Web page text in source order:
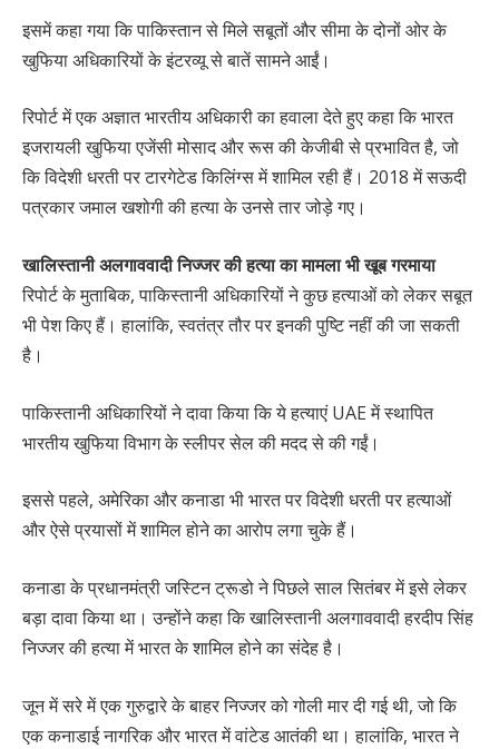
इसमें कहा गया कि पाकिस्तान से मिले सबूतों और सीमा के दोनों ओर के
खुफिया अधिकारियों के इंटरव्यू से बातें सामने आईं।
रिपोर्ट में एक अज्ञात भारतीय अधिकारी का हवाला देते हुए कहा कि भारत
इजरायली खुफिया एजेंसी मोसाद और रूस की केजीबी से प्रभावित है, जो
कि विदेशी धरती पर टारगेटेड किलिंग्स में शामिल रही हैं। 2018 में सऊदी
पत्रकार जमाल खशोगी की हत्या के उनसे तार जोड़े गए।
खालिस्तानी अलगाववादी निज्जर की हत्या का मामला भी खूब गरमाया
रिपोर्ट के मुताबिक, पाकिस्तानी अधिकारियों ने कुछ हत्याओं को लेकर सबूत
भी पेश किए हैं। हालांकि, स्वतंत्र तौर पर इनकी पुष्टि नहीं की जा सकती
है।
पाकिस्तानी अधिकारियों ने दावा किया कि ये हत्याएं UAE में स्थापित
भारतीय खुफिया विभाग के स्लीपर सेल की मदद से की गईं।
इससे पहले, अमेरिका और कनाडा भी भारत पर विदेशी धरती पर हत्याओं
और ऐसे प्रयासों में शामिल होने का आरोप लगा चुके हैं।
कनाडा के प्रधानमंत्री जस्टिन ट्रूडो ने पिछले साल सितंबर में इसे लेकर
बड़ा दावा किया था। उन्होंने कहा कि खालिस्तानी अलगाववादी हरदीप सिंह
निज्जर की हत्या में भारत के शामिल होने का संदेह है।
जून में सरे में एक गुरुद्वारे के बाहर निज्जर को गोली मार दी गई थी, जो कि
एक कनाडाई नागरिक और भारत में वांटेड आतंकी था। हालांकि, भारत ने